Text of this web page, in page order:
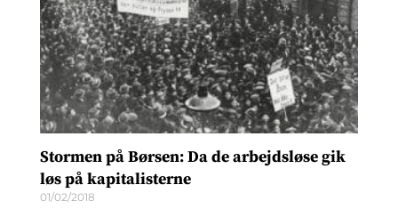
Stormen på Børsen: Da de arbejdsløse gik
løs på kapitalisterne
01/02/2018